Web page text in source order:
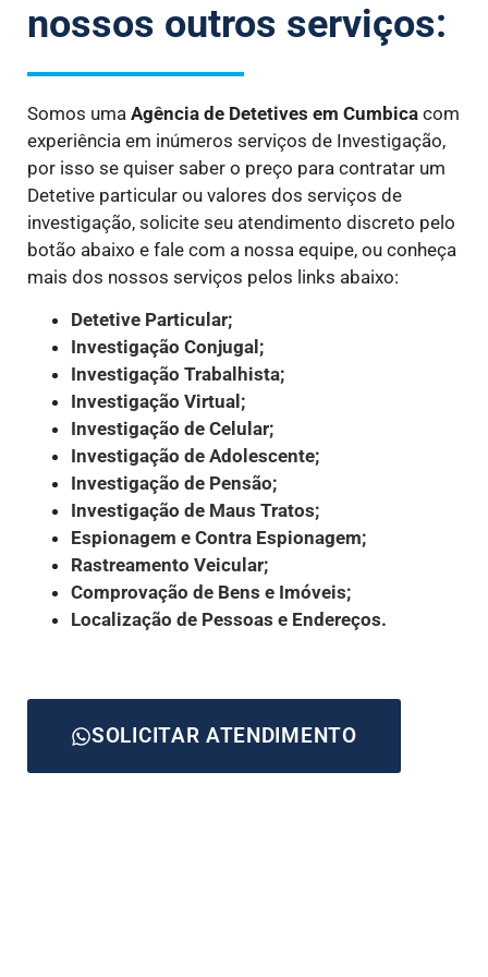
nossos outros serviços:
Somos uma Agência de Detetives em Cumbica com
experiência em inúmeros serviços de Investigação,
por isso se quiser saber o preço para contratar um
Detetive particular ou valores dos serviços de
investigação, solicite seu atendimento discreto pelo
botão abaixo e fale com a nossa equipe, ou conheça
mais dos nossos serviços pelos links abaixo:
Detetive Particular;
Investigação Conjugal;
Investigação Trabalhista;
Investigação Virtual;
Investigação de Celular;
Investigação de Adolescente;
Investigação de Pensão;
Investigação de Maus Tratos;
Espionagem e Contra Espionagem;
Rastreamento Veicular;
Comprovação de Bens e Imóveis;
Localização de Pessoas e Endereços.
SOLICITAR ATENDIMENTO